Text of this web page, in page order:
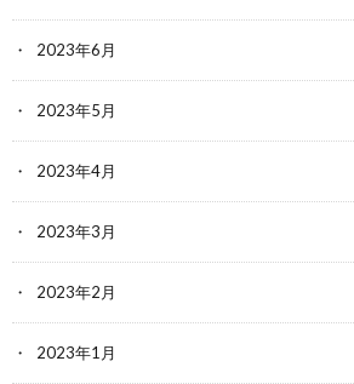
2023年6月
2023年5月
2023年4月
2023年3月
2023年2月
2023年1月